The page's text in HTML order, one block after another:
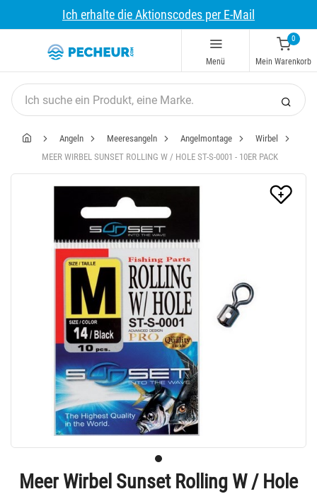
Ich erhalte die Aktionscodes per E-Mail
Menü
0
Mein Warenkorb
Angeln Meeresangeln Angelmontage
Wirbel
MEER WIRBEL SUNSET ROLLING W / HOLE ST-S-0001 - 10ER PACK
Meer Wirbel Sunset Rolling W / Hole